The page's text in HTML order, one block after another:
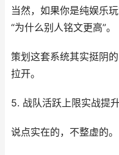
当然，如果你是纯娱乐
“为什么别人铭文更高”。
策划这套系统其实挺阴
拉开。
5. 战队活跃上限实战提
说点实在的，不整虚的。